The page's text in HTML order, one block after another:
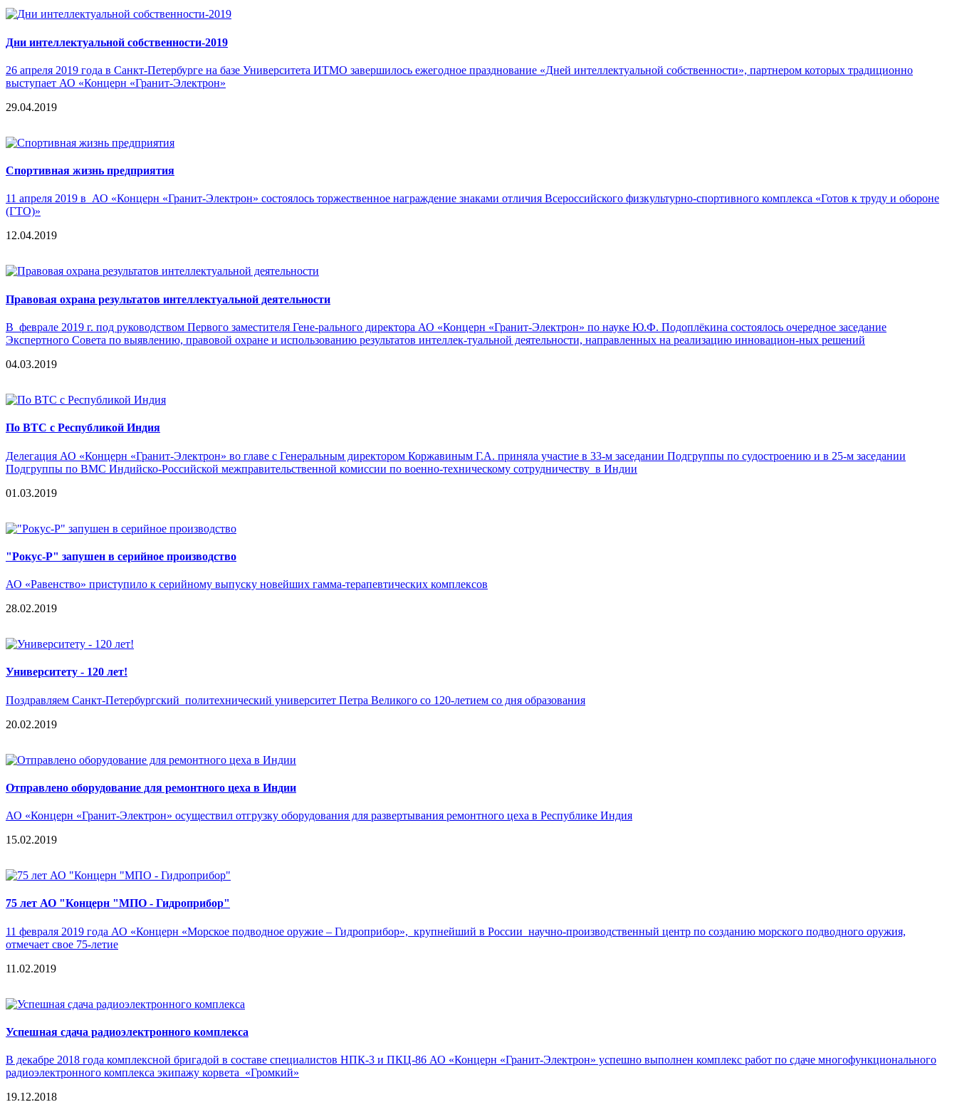
Дни интеллектуальной собственности-2019
26 апреля 2019 года в Санкт-Петербурге на базе Университета ИТМО завершилось ежегодное празднование «Дней интеллектуальной собственности», партнером которых традиционно
выступает АО «Концерн «Гранит-Электрон»
29.04.2019
Спортивная жизнь предприятия
11 апреля 2019 в АО «Концерн «Гранит-Электрон» состоялось торжественное награждение знаками отличия Всероссийского физкультурно-спортивного комплекса «Готов к труду и обороне
(ГТО)»
12.04.2019
Правовая охрана результатов интеллектуальной деятельности
В феврале 2019 г. под руководством Первого заместителя Гене-рального директора АО «Концерн «Гранит-Электрон» по науке Ю.Ф. Подоплёкина состоялось очередное заседание
Экспертного Совета по выявлению, правовой охране и использованию результатов интеллек-туальной деятельности, направленных на реализацию инновацион-ных решений
04.03.2019
По ВТС с Республикой Индия
Делегация АО «Концерн «Гранит-Электрон» во главе с Генеральным директором Коржавиным Г.А. приняла участие в 33-м заседании Подгруппы по судостроению и в 25-м заседании
Подгруппы по ВМС Индийско-Российской межправительственной комиссии по военно-техническому сотрудничеству в Индии
01.03.2019
"Рокус-Р" запушен в серийное производство
АО «Равенство» приступило к серийному выпуску новейших гамма-терапевтических комплексов
28.02.2019
Университету - 120 лет!
Поздравляем Санкт-Петербургский политехнический университет Петра Великого со 120-летием со дня образования
20.02.2019
Отправлено оборудование для ремонтного цеха в Индии
АО «Концерн «Гранит-Электрон» осуществил отгрузку оборудования для развертывания ремонтного цеха в Республике Индия
15.02.2019
75 лет АО "Концерн "МПО - Гидроприбор"
11 февраля 2019 года АО «Концерн «Морское подводное оружие – Гидроприбор», крупнейший в России научно-производственный центр по созданию морского подводного оружия,
отмечает свое 75-летие
11.02.2019
Успешная сдача радиоэлектронного комплекса
В декабре 2018 года комплексной бригадой в составе специалистов НПК-3 и ПКЦ-86 АО «Концерн «Гранит-Электрон» успешно выполнен комплекс работ по сдаче многофункционального
радиоэлектронного комплекса экипажу корвета «Громкий»
19.12.2018